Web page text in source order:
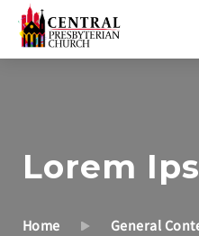
Lorem
Home General